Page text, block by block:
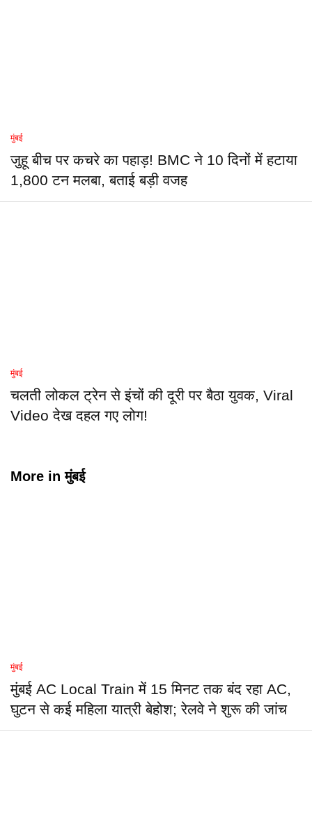
मुंबई
जुहू बीच पर कचरे का पहाड़! BMC ने 10 दिनों में हटाया
1,800 टन मलबा, बताई बड़ी वजह
मुंबई
चलती लोकल ट्रेन से इंचों की दूरी पर बैठा युवक, Viral
Video देख दहल गए लोग!
More inमुंबई
मुंबई
मुंबई AC Local Train में 15 मिनट तक बंद रहा AC,
घुटन से कई महिला यात्री बेहोश; रेलवे ने शुरू की जांच